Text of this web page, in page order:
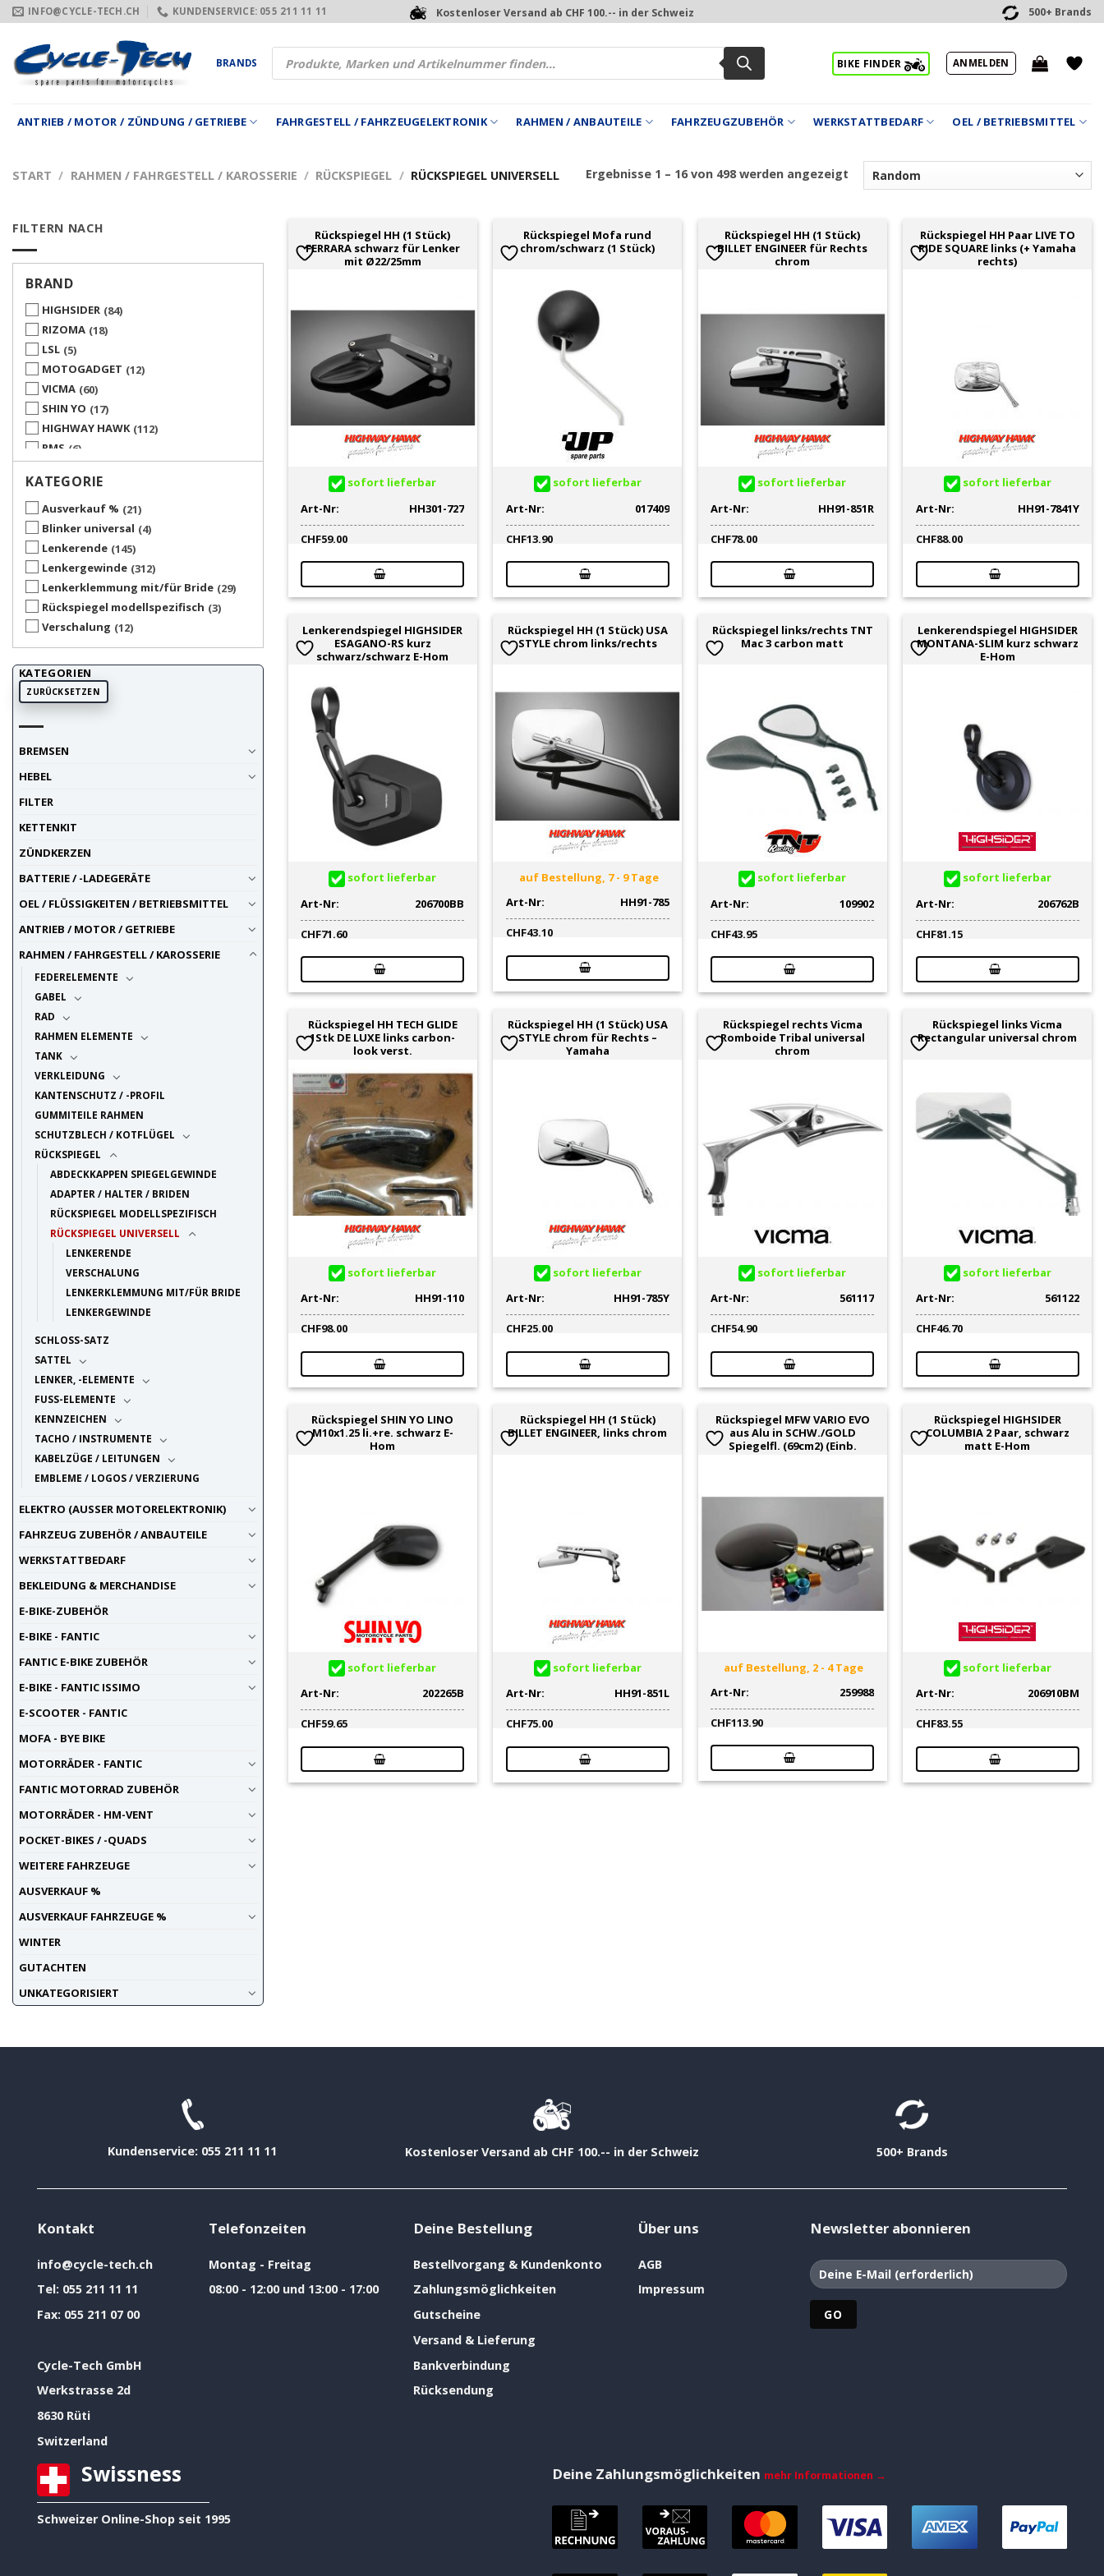
Zum
Inhalt
springen
INFO@CYCLE-TECH.CH KUNDENSERVICE: 055 211 11 11 Kostenloser Versand ab CHF 100.-- in der Schweiz 500+ Brands
BRANDS
Products
search
BIKE FINDER ANMELDEN
ANTRIEB / MOTOR / ZÜNDUNG / GETRIEBE FAHRGESTELL / FAHRZEUGELEKTRONIK RAHMEN / ANBAUTEILE FAHRZEUGZUBEHÖR WERKSTATTBEDARF OEL / BETRIEBSMITTEL
START / RAHMEN / FAHRGESTELL / KAROSSERIE / RÜCKSPIEGEL / RÜCKSPIEGEL UNIVERSELL Ergebnisse 1 – 16 von 498 werden angezeigt
FILTERN NACH
BRAND
HIGHSIDER 84
RIZOMA 18
LSL 5
MOTOGADGET 12
VICMA 60
SHIN YO 17
HIGHWAY HAWK 112
RMS
6
BUMM 12
CIF
1
CUPPINI
1
FAR 2
KOSO 1
MFW 12
MIRRYCLE 1
MOPED KINGS 2
MOTACC 4
MOTO ELEVEN 4
PUIG 22
REPLAY 10
STAGE6
TUNR
UP ACCESSORY
UP SPARE PARTS
KATEGORIE
Ausverkauf %
21
Blinker universal
4
Lenkerende 145
Lenkergewinde 312
Lenkerklemmung mit/für Bride 29
Rückspiegel modellspezifisch 3
Verschalung 12
KATEGORIEN
ZURÜCKSETZEN
BREMSEN
HEBEL
FILTER
KETTENKIT
ZÜNDKERZEN
BATTERIE / -LADEGERÄTE
OEL / FLÜSSIGKEITEN / BETRIEBSMITTEL
ANTRIEB / MOTOR / GETRIEBE
RAHMEN / FAHRGESTELL / KAROSSERIE
FEDERELEMENTE
GABEL
RAD
RAHMEN ELEMENTE
TANK
VERKLEIDUNG
KANTENSCHUTZ / -PROFIL
GUMMITEILE RAHMEN
SCHUTZBLECH / KOTFLÜGEL
RÜCKSPIEGEL
ABDECKKAPPEN SPIEGELGEWINDE
ADAPTER / HALTER / BRIDEN
RÜCKSPIEGEL MODELLSPEZIFISCH
RÜCKSPIEGEL UNIVERSELL
LENKERENDE
VERSCHALUNG
LENKERKLEMMUNG MIT/FÜR BRIDE
LENKERGEWINDE
SCHLOSS-SATZ
SATTEL
LENKER, -ELEMENTE
FUSS-ELEMENTE
KENNZEICHEN
TACHO / INSTRUMENTE
KABELZÜGE / LEITUNGEN
EMBLEME / LOGOS / VERZIERUNG
ELEKTRO (AUSSER MOTORELEKTRONIK)
FAHRZEUG ZUBEHÖR / ANBAUTEILE
WERKSTATTBEDARF
BEKLEIDUNG & MERCHANDISE
E-BIKE-ZUBEHÖR
E-BIKE - FANTIC
FANTIC E-BIKE ZUBEHÖR
E-BIKE - FANTIC ISSIMO
E-SCOOTER - FANTIC
MOFA - BYE BIKE
MOTORRÄDER - FANTIC
FANTIC MOTORRAD ZUBEHÖR
MOTORRÄDER - HM-VENT
POCKET-BIKES / -QUADS
WEITERE FAHRZEUGE
AUSVERKAUF %
AUSVERKAUF FAHRZEUGE %
WINTER
GUTACHTEN
UNKATEGORISIERT
Rückspiegel HH (1 Stück)
FERRARA schwarz für Lenker
mit Ø22/25mm
sofort lieferbar
Art-Nr:
HH301-727
CHF59.00
Rückspiegel Mofa rund
chrom/schwarz (1 Stück)
sofort lieferbar
Art-Nr:
017409
CHF13.90
Rückspiegel HH (1 Stück)
BILLET ENGINEER für Rechts
chrom
sofort lieferbar
Art-Nr:
HH91-851R
CHF78.00
Rückspiegel HH Paar LIVE TO
RIDE SQUARE links (+ Yamaha
rechts)
sofort lieferbar
Art-Nr:
HH91-7841Y
CHF88.00
Lenkerendspiegel HIGHSIDER
ESAGANO-RS kurz
schwarz/schwarz E-Hom
sofort lieferbar
Art-Nr:
206700BB
CHF71.60
Rückspiegel HH (1 Stück) USA
STYLE chrom links/rechts
auf Bestellung, 7 - 9 Tage
Art-Nr:
HH91-785
CHF43.10
Rückspiegel links/rechts TNT
Mac 3 carbon matt
sofort lieferbar
Art-Nr:
109902
CHF43.95
Lenkerendspiegel HIGHSIDER
MONTANA-SLIM kurz schwarz
E-Hom
sofort lieferbar
Art-Nr:
206762B
CHF81.15
Rückspiegel HH TECH GLIDE
1Stk DE LUXE links carbon-
look verst.
sofort lieferbar
Art-Nr:
HH91-110
CHF98.00
Rückspiegel HH (1 Stück) USA
STYLE chrom für Rechts –
Yamaha
sofort lieferbar
Art-Nr:
HH91-785Y
CHF25.00
Rückspiegel rechts Vicma
Romboide Tribal universal
chrom
sofort lieferbar
Art-Nr:
561117
CHF54.90
Rückspiegel links Vicma
Rectangular universal chrom
sofort lieferbar
Art-Nr:
561122
CHF46.70
Rückspiegel SHIN YO LINO
M10x1.25 li.+re. schwarz E-
Hom
sofort lieferbar
Art-Nr:
202265B
CHF59.65
Rückspiegel HH (1 Stück)
BILLET ENGINEER, links chrom
sofort lieferbar
Art-Nr:
HH91-851L
CHF75.00
Rückspiegel MFW VARIO EVO
aus Alu in SCHW./GOLD
Spiegelfl. (69cm2) (Einb.
auf Bestellung, 2 - 4 Tage
Art-Nr:
259988
CHF113.90
Rückspiegel HIGHSIDER
COLUMBIA 2 Paar, schwarz
matt E-Hom
sofort lieferbar
Art-Nr:
206910BM
CHF83.55
Kundenservice: 055 211 11 11 Kostenloser Versand ab CHF 100.-- in der Schweiz 500+ Brands
Kontakt
info@cycle-tech.ch
Tel: 055 211 11 11
Fax: 055 211 07 00
Cycle-Tech GmbH
Werkstrasse 2d
8630 Rüti
Switzerland
Telefonzeiten
Montag - Freitag
08:00 - 12:00 und 13:00 - 17:00
Deine Bestellung
Bestellvorgang & Kundenkonto
Zahlungsmöglichkeiten
Gutscheine
Versand & Lieferung
Bankverbindung
Rücksendung
Über uns
AGB
Impressum
Newsletter abonnieren
Swissness
Schweizer Online-Shop seit 1995
Deine Zahlungsmöglichkeiten mehr Informationen →